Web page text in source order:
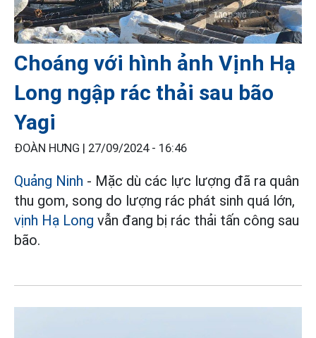
Choáng với hình ảnh Vịnh Hạ
Long ngập rác thải sau bão
Yagi
ĐOÀN HƯNG | 27/09/2024 - 16:46
Quảng Ninh - Mặc dù các lực lượng đã ra quân
thu gom, song do lượng rác phát sinh quá lớn,
vịnh Hạ Long vẫn đang bị rác thải tấn công sau
bão.